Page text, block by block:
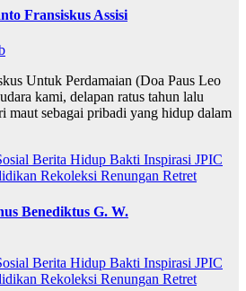
Fransiskus Assisi
Untuk Perdamaian (Doa Paus Leo
kami, delapan ratus tahun lalu
maut sebagai pribadi yang hidup dalam
Berita Hidup Bakti Inspirasi JPIC
Rekoleksi Renungan Retret
Benediktus G. W.
Berita Hidup Bakti Inspirasi JPIC
Rekoleksi Renungan Retret